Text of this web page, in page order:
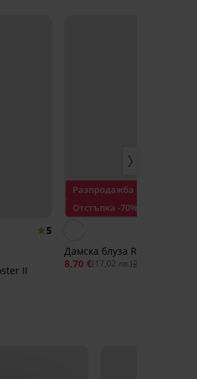
5
II
Разпродажба
Отстъпка -70%
Дамска блуза Resta
8,70 €(17,02 лв.)29,14 €